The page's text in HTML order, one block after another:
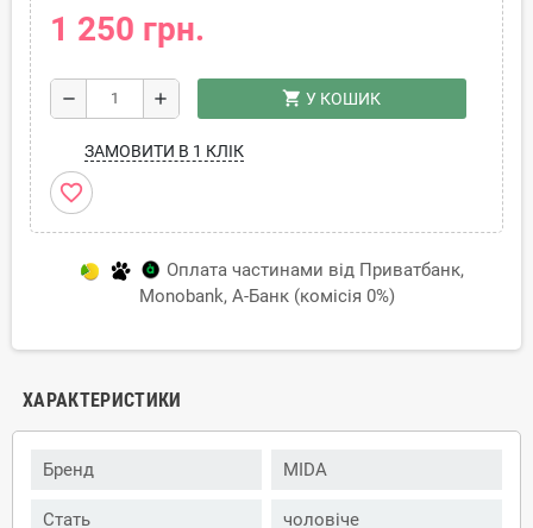
1 250 грн.
remove add shopping_cart У КОШИК
ЗАМОВИТИ В 1 КЛІК
favorite_border
Оплата частинами від Приватбанк,
Monobank, А-Банк (комісія 0%)
ХАРАКТЕРИСТИКИ
Бренд MIDA
Стать чоловіче